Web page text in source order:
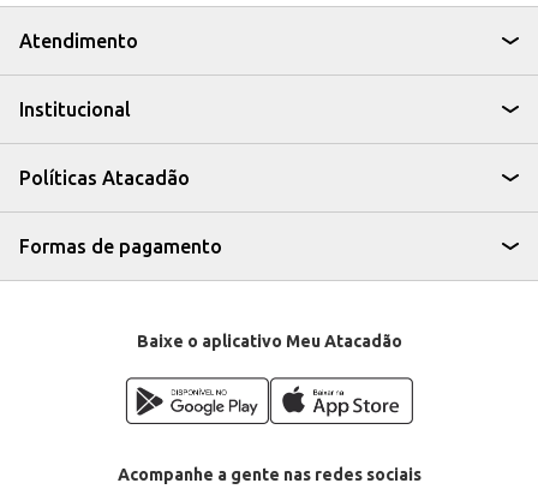
Atendimento
Institucional
Políticas Atacadão
Formas de pagamento
Baixe o aplicativo Meu Atacadão
Acompanhe a gente nas redes sociais